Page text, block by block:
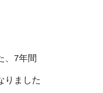
、7年間
りました